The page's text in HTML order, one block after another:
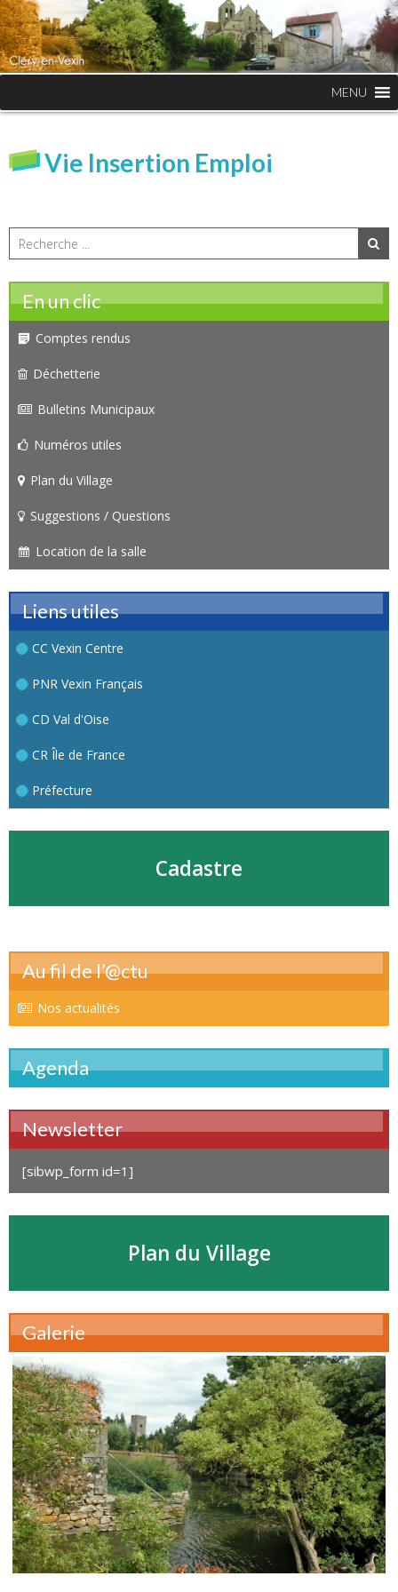
MENU
Vie Insertion Emploi
En un clic
Comptes rendus
Déchetterie
Bulletins Municipaux
Numéros utiles
Plan du Village
Suggestions / Questions
Location de la salle
Liens utiles
CC Vexin Centre
PNR Vexin Français
CD Val d'Oise
CR Île de France
Préfecture
Cadastre
Au fil de l’@ctu
Nos actualités
Agenda
Newsletter
[sibwp_form id=1]
Plan du Village
Galerie